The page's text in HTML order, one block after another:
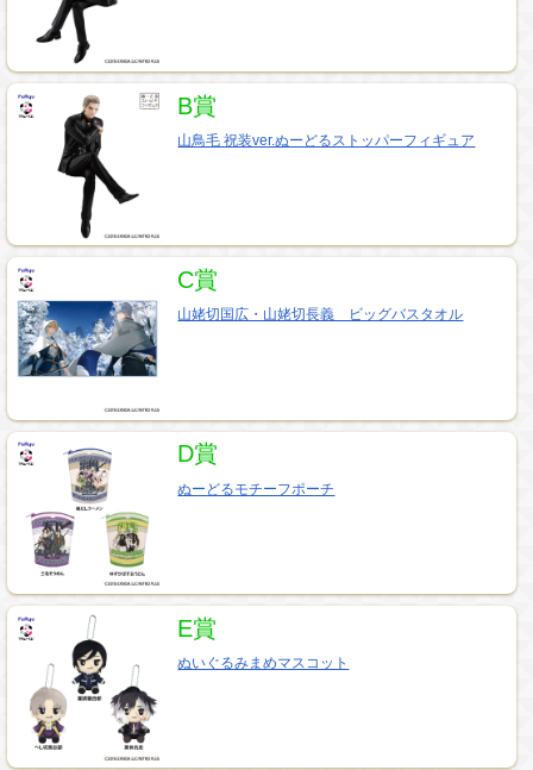
B賞
山鳥毛 祝装ver.ぬーどるストッパーフィギュア
C賞
山姥切国広・山姥切長義 ビッグバスタオル
D賞
ぬーどるモチーフポーチ
E賞
ぬいぐるみまめマスコット